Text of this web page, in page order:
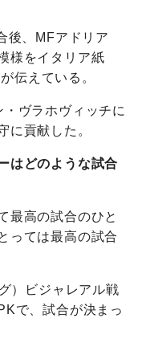
後、MFアドリア
様をイタリア紙
伝えている。
ヴラホヴィッチに
に貢献した。
はどのような試合
最高の試合のひと
っては最高の試合
）ビジャレアル戦
で、試合が決まっ